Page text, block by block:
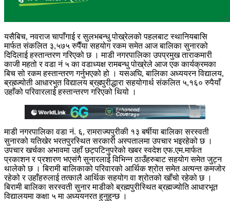
यसैबिच, नवराज चापाँगाई र सुलभबन्धु पोख्रेलको पहलबाट स्थानियबासि
मार्फत संकलित ३,५७५ रुपैँया सहयोग रकम समेत आज बालिका सुनारको
दिदिलाई हस्तान्तरण गरिएको छ । माडी नगरपालिका उपप्रमुख ताराकमारी
काजी महतो र वडा नं ५ का वडाध्यक्ष रामबन्धु पोख्रेले आज एक कार्यक्रमका
बिच सो रकम हस्तान्तरण गर्नुभएको हो । यसअघि, बालिका अध्ययरन विद्यालय,
ब्रह्म्ज्योती आधारभुत विद्यालय ब्रह्म्पुरीद्धारा सहयोगार्थ संकलित ५,१६० रुपैयाँ
उहाँको परिवारलाई हस्तान्तरण गरिएको थियो ।
माडी नगरपालिका वडा नं. ६, रामराज्यपुरीकी १३ बर्षीया बालिका सरस्वती
सुनारको यतिखेर भरतपुरस्थित सरकारी अस्पतालमा उपचार भइरहेको छ ।
उपचार खर्चका अभावमा उहाँ छट्पटिनुपरेको खबर स्वदेश एफ.एम.मार्फत
प्रकाशन र प्रशारण भएसंगै सुनारलाई विभिन्न ठाउँहरुबाट सहयोग समेत जुट्न
थालेको छ । बिरामी बालिकाको परिवारको आर्थिक श्रोत समेत अत्यन्त कमजोर
रहेको र उहाँहरुलाई तत्कालै आर्थिक सहयोग वा श्रोतको खाँचो रहेको छ ।
बिरामी बालिका सरस्वती सुनार माडीको ब्रह्मपुरीस्थित ब्रह्मज्योति आधारभूत
विद्यालयमा कक्षा ५ मा अध्ययनरत हुनुहुन्छ ।